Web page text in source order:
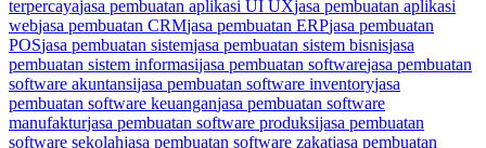
terpercayajasa pembuatan aplikasi UI UXjasa pembuatan aplikasi
webjasa pembuatan CRMjasa pembuatan ERPjasa pembuatan
POSjasa pembuatan sistemjasa pembuatan sistem bisnisjasa
pembuatan sistem informasijasa pembuatan softwarejasa pembuatan
software akuntansijasa pembuatan software inventoryjasa
pembuatan software keuanganjasa pembuatan software
manufakturjasa pembuatan software produksijasa pembuatan
software sekolahjasa pembuatan software zakatjasa pembuatan